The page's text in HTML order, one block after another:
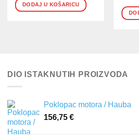
DODAJ U KOŠARICU
DIO ISTAKNUTIH PROIZVODA
Poklopac motora / Hauba
156,75 €